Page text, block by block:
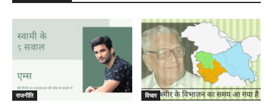
राजनीति विचार